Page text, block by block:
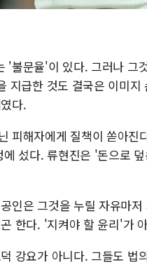
'불문율'이 있다. 그러나 그
지급한 것도 결국은 이미
다.
피해자에게 질책이 쏟아
섰다. 류현진은 '돈으로
인은 그것을 누릴 자유마
한다. '지켜야 할 윤리'가
강요가 아니다. 그들도 법